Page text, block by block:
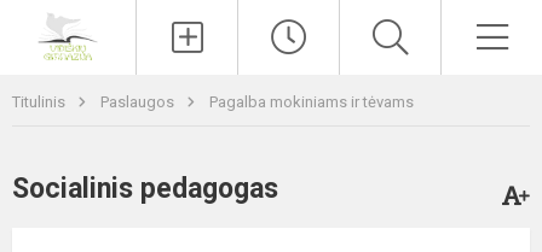
Titulinis Paslaugos Pagalba mokiniams ir tėvams
Socialinis pedagogas